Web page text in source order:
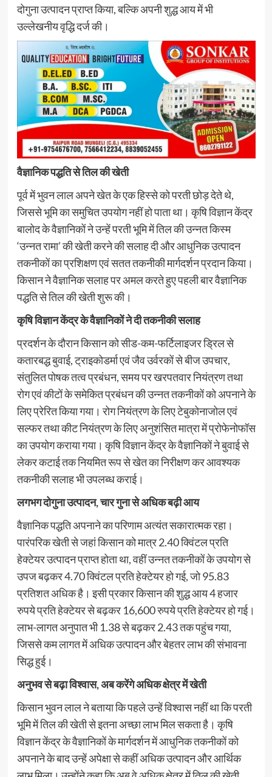
दोगुना उत्पादन प्राप्त किया, बल्कि अपनी शुद्ध आय में भी
उल्लेखनीय वृद्धि दर्ज की।
वैज्ञानिक पद्धति से तिल की खेती
पूर्व में भुवन लाल अपने खेत के एक हिस्से को परती छोड़ देते थे,
जिससे भूमि का समुचित उपयोग नहीं हो पाता था। कृषि विज्ञान केंद्र
बालोद के वैज्ञानिकों ने उन्हें परती भूमि में तिल की उन्नत किस्म
‘उन्नत रामा’ की खेती करने की सलाह दी और आधुनिक उत्पादन
तकनीकों का प्रशिक्षण एवं सतत तकनीकी मार्गदर्शन प्रदान किया।
किसान ने वैज्ञानिक सलाह पर अमल करते हुए पहली बार वैज्ञानिक
पद्धति से तिल की खेती शुरू की।
कृषि विज्ञान केंद्र के वैज्ञानिकों ने दी तकनीकी सलाह
प्रदर्शन के दौरान किसान को सीड-कम-फर्टिलाइजर ड्रिल से
कतारबद्ध बुवाई, ट्राइकोडर्मा एवं जैव उर्वरकों से बीज उपचार,
संतुलित पोषक तत्व प्रबंधन, समय पर खरपतवार नियंत्रण तथा
रोग एवं कीटों के समेकित प्रबंधन की उन्नत तकनीकों को अपनाने के
लिए प्रेरित किया गया। रोग नियंत्रण के लिए टेबुकोनाजोल एवं
सल्फर तथा कीट नियंत्रण के लिए अनुशंसित मात्रा में प्रोफेनोफॉस
का उपयोग कराया गया। कृषि विज्ञान केंद्र के वैज्ञानिकों ने बुवाई से
लेकर कटाई तक नियमित रूप से खेत का निरीक्षण कर आवश्यक
तकनीकी सलाह भी उपलब्ध कराई।
लगभग दोगुना उत्पादन, चार गुना से अधिक बढ़ी आय
वैज्ञानिक पद्धति अपनाने का परिणाम अत्यंत सकारात्मक रहा।
पारंपरिक खेती से जहां किसान को मात्र 2.40 क्विंटल प्रति
हेक्टेयर उत्पादन प्राप्त होता था, वहीं उन्नत तकनीकों के उपयोग से
उपज बढ़कर 4.70 क्विंटल प्रति हेक्टेयर हो गई, जो 95.83
प्रतिशत अधिक है। इसी प्रकार किसान की शुद्ध आय 4 हजार
रुपये प्रति हेक्टेयर से बढ़कर 16,600 रुपये प्रति हेक्टेयर हो गई।
लाभ-लागत अनुपात भी 1.38 से बढ़कर 2.43 तक पहुंच गया,
जिससे कम लागत में अधिक उत्पादन और बेहतर लाभ की संभावना
सिद्ध हुई।
अनुभव से बढ़ा विश्वास, अब करेंगे अधिक क्षेत्र में खेती
किसान भुवन लाल ने बताया कि पहले उन्हें विश्वास नहीं था कि परती
भूमि में तिल की खेती से इतना अच्छा लाभ मिल सकता है। कृषि
विज्ञान केंद्र के वैज्ञानिकों के मार्गदर्शन में आधुनिक तकनीकों को
अपनाने के बाद उन्हें अपेक्षा से कहीं अधिक उत्पादन और आर्थिक